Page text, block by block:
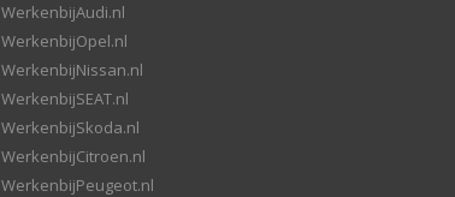
WerkenbijAudi.nl
WerkenbijOpel.nl
WerkenbijNissan.nl
WerkenbijSEAT.nl
WerkenbijSkoda.nl
WerkenbijCitroen.nl
WerkenbijPeugeot.nl